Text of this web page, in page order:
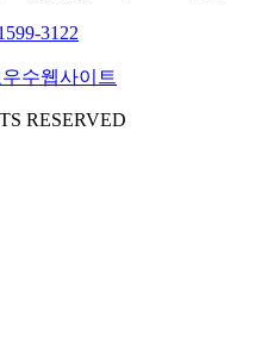
3122
RESERVED